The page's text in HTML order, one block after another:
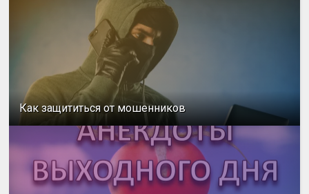
Как защититься от мошенников